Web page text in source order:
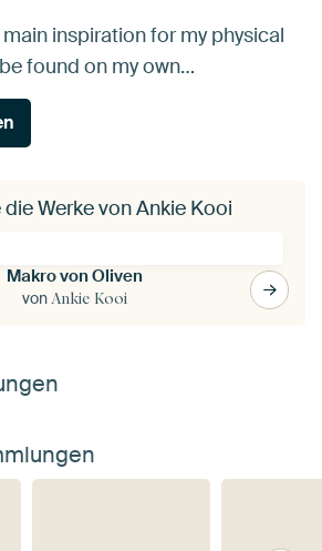
inspiration for my physical
found on my own…
Werke von Ankie Kooi
Makro von Oliven
von Ankie Kooi